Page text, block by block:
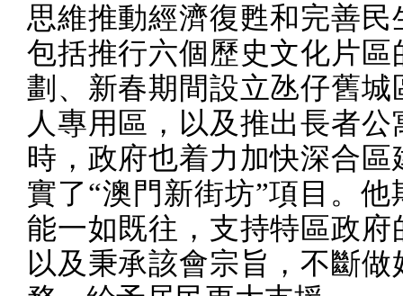
思維推動經濟復甦和完善民
包括推行六個歷史文化片區
劃、新春期間設立氹仔舊城
人專用區，以及推出長者公
時，政府也着力加快深合區
實了“澳門新街坊”項目。他
能一如既往，支持特區政府
以及秉承該會宗旨，不斷做